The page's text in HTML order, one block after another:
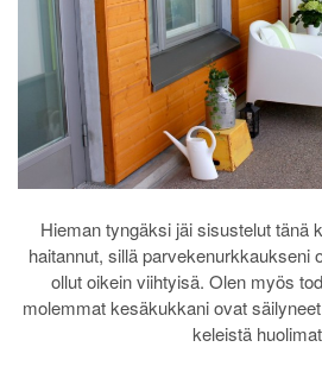
Hieman tyngäksi jäi sisustelut tänä
haitannut, sillä parvekenurkkaukseni
ollut oikein viihtyisä. Olen myös
molemmat kesäkukkani ovat
keleistä